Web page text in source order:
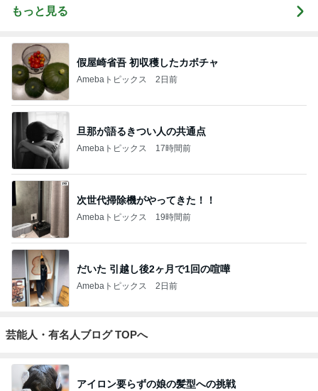
もっと見る
假屋崎省吾 初収穫したカボチャ
Amebaトピックス 2日前
旦那が語るきつい人の共通点
Amebaトピックス 17時間前
次世代掃除機がやってきた！！
Amebaトピックス 19時間前
だいた 引越し後2ヶ月で1回の喧嘩
Amebaトピックス 2日前
芸能人・有名人ブログ TOPへ
アイロン要らずの娘の髪型への挑戦